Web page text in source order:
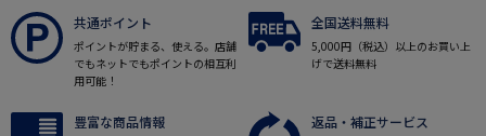
共通ポイント
ポイントが貯まる、使える。店舗
でもネットでもポイントの相互利
用可能！
全国送料無料
5,000円（税込）以上のお買い上
げで送料無料
豊富な商品情報 返品・補正サービス